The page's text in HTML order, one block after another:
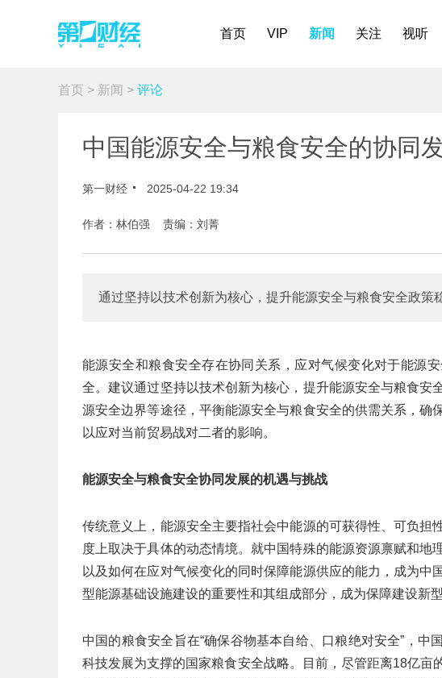
首页 VIP 新闻 关注 视听
首页 > 新闻 > 评论
中国能源安全与粮食安全的协同
第一财经 2025-04-22 19:34
作者：林伯强 责编：刘菁
通过坚持以技术创新为核心，提升能源安全与粮食安全政策
能源安全和粮食安全存在协同关系，应对气候变化对于能源
全。建议通过坚持以技术创新为核心，提升能源安全与粮食安
源安全边界等途径，平衡能源安全与粮食安全的供需关系，确
以应对当前贸易战对二者的影响。
能源安全与粮食安全协同发展的机遇与挑战
传统意义上，能源安全主要指社会中能源的可获得性、可负担
度上取决于具体的动态情境。就中国特殊的能源资源禀赋和地
以及如何在应对气候变化的同时保障能源供应的能力，成为中
型能源基础设施建设的重要性和其组成部分，成为保障建设新
中国的粮食安全旨在“确保谷物基本自给、口粮绝对安全”，中
科技发展为支撑的国家粮食安全战略。目前，尽管距离18亿亩